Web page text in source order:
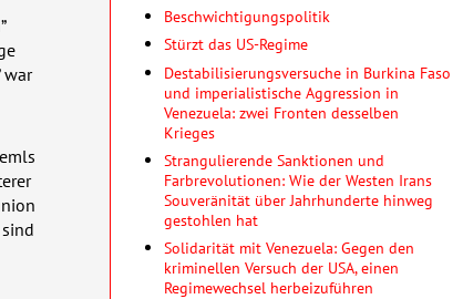
war
Beschwichtigungspolitik
Stürzt das US-Regime
Destabilisierungsversuche in Burkina Faso
und imperialistische Aggression in
Venezuela: zwei Fronten desselben
Krieges
Strangulierende Sanktionen und
Farbrevolutionen: Wie der Westen Irans
Souveränität über Jahrhunderte hinweg
gestohlen hat
Solidarität mit Venezuela: Gegen den
kriminellen Versuch der USA, einen
Regimewechsel herbeizuführen